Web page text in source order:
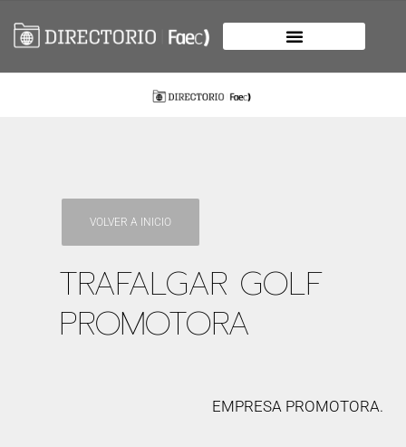
VOLVER A INICIO
TRAFALGAR GOLF
PROMOTORA
EMPRESA PROMOTORA.